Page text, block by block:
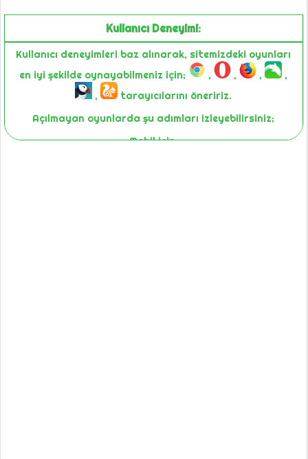
Kullanıcı Deneyimi:
Kullanıcı deneyimleri baz alınarak, sitemizdeki oyunları
en iyi şekilde oynayabilmeniz için;
, , ,
,
,
tarayıcılarını öneririz.
Açılmayan oyunlarda şu adımları izleyebilirsiniz;
Mobil için;